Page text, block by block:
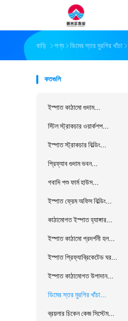
বাড়ি পণ্য ডিমের স্তর মুরগির খাঁচা
কতগুলি
ইস্পাত কাঠামো গুদাম...
স্টিল স্ট্রাকচার ওয়ার্কশপ...
ইস্পাত স্ট্রাকচার বিল্ডিং...
প্রিফ্যাব গুদাম ভবন...
গবাদি পশু ফার্ম হাউস...
ইস্পাত ফ্রেম অফিস বিল্ডিং...
কাঠামোগত ইস্পাত হ্যাঙ্গার...
ইস্পাত কাঠামো প্রদর্শনী হল...
ইস্পাত প্রিফ্যাব্রিকেটেড ঘর...
ইস্পাত কাঠামোগত উপাদান...
ডিমের স্তর মুরগির খাঁচা...
ব্রয়লার চিকেন কেজ সিস্টেম...